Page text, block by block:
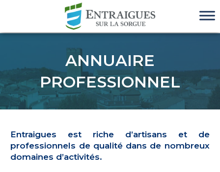
ANNUAIRE
PROFESSIONNEL
Entraigues est riche d’artisans et de
professionnels de qualitédans de nombreux
domaines d’activités.